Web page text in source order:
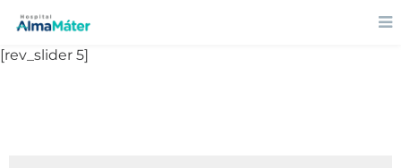
[rev_slider 5]